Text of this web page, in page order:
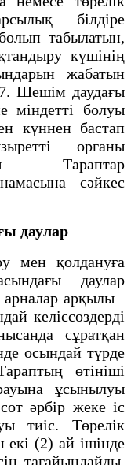
білдіре
табылатын,
күшінің
жабатын
Шешім даудағы
міндетті болуы
күннен бастап
органы
Тараптар
сәйкес
даулар
мен қолдануға
даулар
арналар арқылы
келіссөздерді
сұратқан
осындай түрде
өтініші
ұсынылуы
әрбір жеке іс
тиіс. Төрелік
екі (2) ай ішінде
тағайындайды.